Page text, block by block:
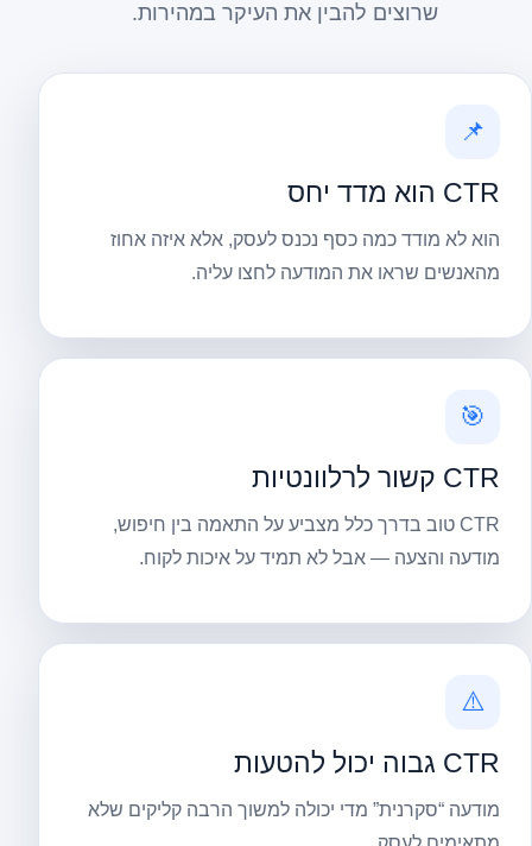
שרוצים להבין את העיקר במהירות.
📌
CTR הוא מדד יחס
הוא לא מודד כמה כסף נכנס לעסק, אלא איזה אחוז
מהאנשים שראו את המודעה לחצו עליה.
🎯
CTR קשור לרלוונטיות
CTR טוב בדרך כלל מצביע על התאמה בין חיפוש,
מודעה והצעה — אבל לא תמיד על איכות לקוח.
⚠️
CTR גבוה יכול להטעות
מודעה “סקרנית” מדי יכולה למשוך הרבה קליקים שלא